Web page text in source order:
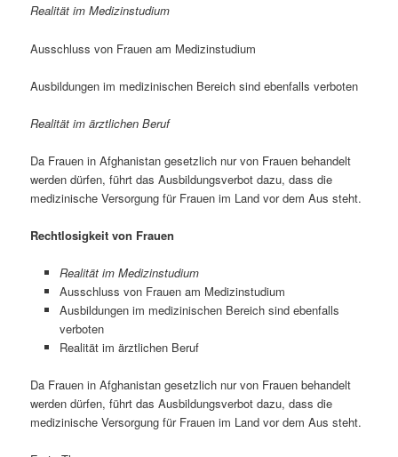
Realität im Medizinstudium
Ausschluss von Frauen am Medizinstudium
Ausbildungen im medizinischen Bereich sind ebenfalls verboten
Realität im ärztlichen Beruf
Da Frauen in Afghanistan gesetzlich nur von Frauen behandelt
werden dürfen, führt das Ausbildungsverbot dazu, dass die
medizinische Versorgung für Frauen im Land vor dem Aus steht.
Rechtlosigkeit von Frauen
Realität im Medizinstudium
Ausschluss von Frauen am Medizinstudium
Ausbildungen im medizinischen Bereich sind ebenfalls
verboten
Realität im ärztlichen Beruf
Da Frauen in Afghanistan gesetzlich nur von Frauen behandelt
werden dürfen, führt das Ausbildungsverbot dazu, dass die
medizinische Versorgung für Frauen im Land vor dem Aus steht.